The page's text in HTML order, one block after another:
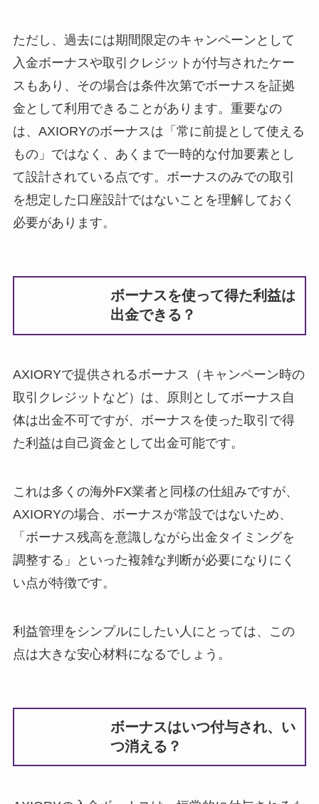
ただし、過去には期間限定のキャンペーンとして
入金ボーナスや取引クレジットが付与されたケー
スもあり、その場合は条件次第でボーナスを証拠
金として利用できることがあります。重要なの
は、AXIORYのボーナスは「常に前提として使える
もの」ではなく、あくまで一時的な付加要素とし
て設計されている点です。ボーナスのみでの取引
を想定した口座設計ではないことを理解しておく
必要があります。
ボーナスを使って得た利益は
出金できる？
AXIORYで提供されるボーナス（キャンペーン時の
取引クレジットなど）は、原則としてボーナス自
体は出金不可ですが、ボーナスを使った取引で得
た利益は自己資金として出金可能です。
これは多くの海外FX業者と同様の仕組みですが、
AXIORYの場合、ボーナスが常設ではないため、
「ボーナス残高を意識しながら出金タイミングを
調整する」といった複雑な判断が必要になりにく
い点が特徴です。
利益管理をシンプルにしたい人にとっては、この
点は大きな安心材料になるでしょう。
ボーナスはいつ付与され、い
つ消える？